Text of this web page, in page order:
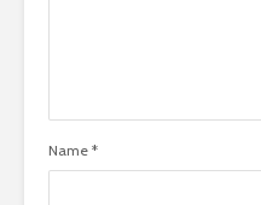
Name *